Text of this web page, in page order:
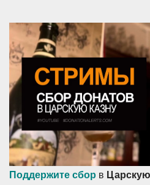
Поддержите сбор в